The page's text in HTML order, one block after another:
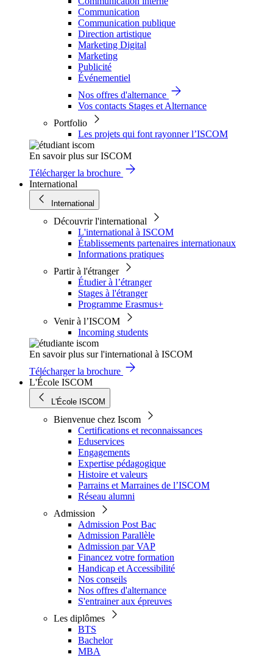
Communication
Communication publique
Direction artistique
Marketing Digital
Marketing
Publicité
Événementiel
Nos offres d'alternance
Vos contacts Stages et Alternance
Portfolio
Les projets qui font rayonner l’ISCOM
En savoir plus sur ISCOM
Télécharger la brochure
International
International
Découvrir l'international
L'international à ISCOM
Établissements partenaires internationaux
Informations pratiques
Partir à l'étranger
Étudier à l’étranger
Stages à l'étranger
Programme Erasmus+
Venir à l’ISCOM
Incoming students
En savoir plus sur l'international à ISCOM
Télécharger la brochure
L'École ISCOM
L'École ISCOM
Bienvenue chez Iscom
Certifications et reconnaissances
Eduservices
Engagements
Expertise pédagogique
Histoire et valeurs
Parrains et Marraines de l’ISCOM
Réseau alumni
Admission
Admission Post Bac
Admission Parallèle
Admission par VAP
Financez votre formation
Handicap et Accessibilité
Nos conseils
Nos offres d'alternance
S'entrainer aux épreuves
Les diplômes
BTS
Bachelor
MBA